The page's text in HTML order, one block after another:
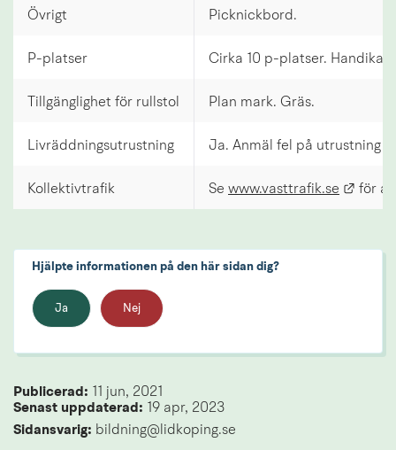
Övrigt Picknickbord.
P-platser Cirka 10 p-platser.
Tillgänglighet för rullstol Plan mark. Gräs.
Livräddningsutrustning Ja. Anmäl fel på utrustning
Kollektivtrafik Se www.vasttrafik.se Länk
för
Hjälpte informationen på den här sidan dig?
Ja Nej
Publicerad:
11 jun, 2021
Senast uppdaterad:
19 apr, 2023
Sidansvarig: bildning@lidkoping.se